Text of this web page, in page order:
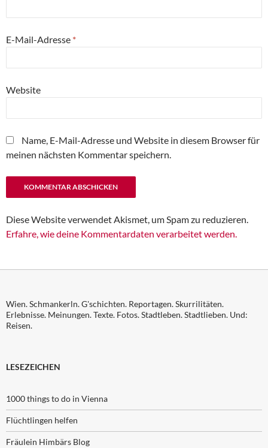
E-Mail-Adresse *
Website
Name, E-Mail-Adresse und Website in diesem Browser für
meinen nächsten Kommentar speichern.
Diese Website verwendet Akismet, um Spam zu reduzieren.
Erfahre, wie deine Kommentardaten verarbeitet werden.
Wien. Schmankerln. G'schichten. Reportagen. Skurrilitäten.
Erlebnisse. Meinungen. Texte. Fotos. Stadtleben. Stadtlieben. Und:
Reisen.
LESEZEICHEN
1000 things to do in Vienna
Flüchtlingen helfen
Fräulein Himbärs Blog